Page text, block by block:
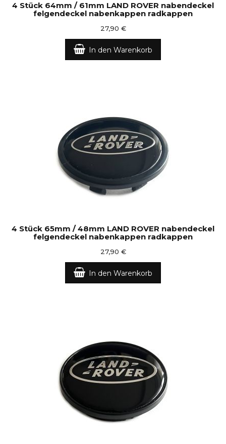
4 Stück 64mm / 61mm LAND ROVER nabendeckel
felgendeckel nabenkappen radkappen
27,90 €
In den Warenkorb
4 Stück 65mm / 48mm LAND ROVER nabendeckel
felgendeckel nabenkappen radkappen
27,90 €
In den Warenkorb